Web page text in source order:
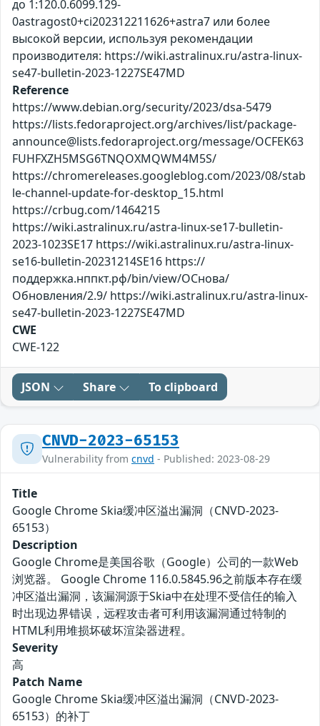
до 1:120.0.6099.129-
0astragost0+ci202312211626+astra7 или более
высокой версии, используя рекомендации
производителя: https://wiki.astralinux.ru/astra-linux-
se47-bulletin-2023-1227SE47MD
Reference
https://www.debian.org/security/2023/dsa-5479
https://lists.fedoraproject.org/archives/list/package-
announce@lists.fedoraproject.org/message/OCFEK63
FUHFXZH5MSG6TNQOXMQWM4M5S/
https://chromereleases.googleblog.com/2023/08/stab
le-channel-update-for-desktop_15.html
https://crbug.com/1464215
https://wiki.astralinux.ru/astra-linux-se17-bulletin-
2023-1023SE17 https://wiki.astralinux.ru/astra-linux-
se16-bulletin-20231214SE16 https://
поддержка.нппкт.рф/bin/view/ОСнова/
Обновления/2.9/ https://wiki.astralinux.ru/astra-linux-
se47-bulletin-2023-1227SE47MD
CWE
CWE-122
JSON Share To clipboard
CNVD-2023-65153
Vulnerability from cnvd - Published: 2023-08-29
Title
Google Chrome Skia缓冲区溢出漏洞（CNVD-2023-
65153）
Description
Google Chrome是美国谷歌（Google）公司的一款Web
浏览器。 Google Chrome 116.0.5845.96之前版本存在缓
冲区溢出漏洞，该漏洞源于Skia中在处理不受信任的输入
时出现边界错误，远程攻击者可利用该漏洞通过特制的
HTML利用堆损坏破坏渲染器进程。
Severity
高
Patch Name
Google Chrome Skia缓冲区溢出漏洞（CNVD-2023-
65153）的补丁